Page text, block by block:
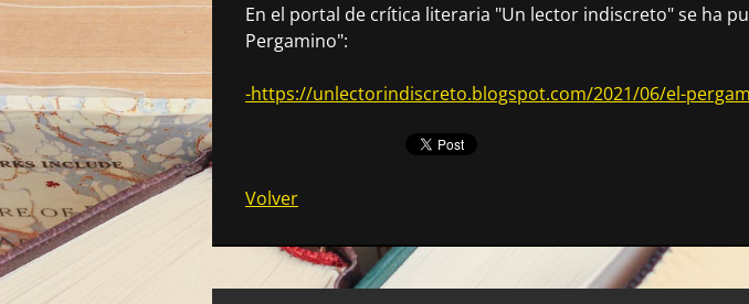
En el portal de crítica literaria "Un lector indiscreto" se ha
Pergamino":
-https://unlectorindiscreto.blogspot.com/2021/06/el-
Volver